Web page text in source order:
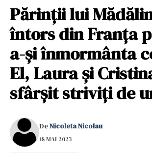
Părinții lui
întors din Franța
a-și înmormânta
El, Laura și
sfârșit striviţi de
DeNicoleta Nicolau
18 MAI 2023